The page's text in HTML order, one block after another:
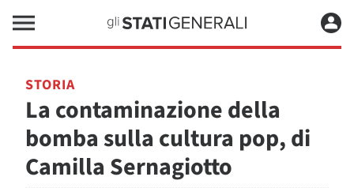
STORIA
La contaminazione della
bomba sulla cultura pop, di
Camilla Sernagiotto